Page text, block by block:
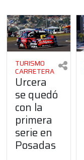
TURISMO
CARRETERA
Urcera
se quedó
con la
primera
serie en
Posadas